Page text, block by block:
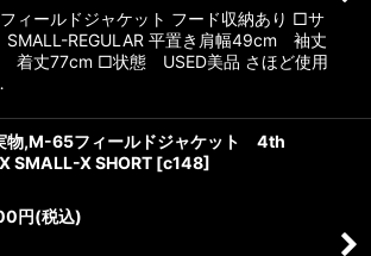
ィールドジャケット フード収納あり □サ
REGULAR 平置き肩幅49cm 袖丈
着丈77cm □状態 USED美品 さほど使用
物,M-65フィールドジャケット 4th
SMALL-X SHORT [c148]
円(税込)